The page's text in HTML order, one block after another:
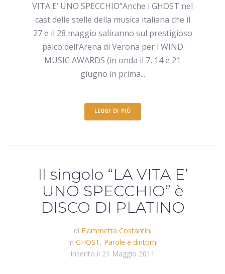
VITA E’ UNO SPECCHIO”Anche i GHOST nel
cast delle stelle della musica italiana che il
27 e il 28 maggio saliranno sul prestigioso
palco dell’Arena di Verona per i WIND
MUSIC AWARDS (in onda il 7, 14 e 21
giugno in prima...
LEGGI DI PIÙ
Il singolo “LA VITA E’
UNO SPECCHIO” è
DISCO DI PLATINO
di Fiammetta Costantini
In GHOST, Parole e dintorni
Inserito il 21 Maggio 2011